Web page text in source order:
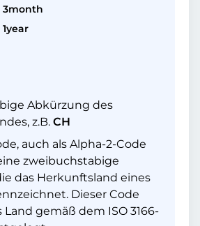
3month
1year
Abkürzung des
z.B. CH
auch als Alpha-2-Code
zweibuchstabige
das Herkunftsland eines
Dieser Code
gemäß dem ISO 3166-